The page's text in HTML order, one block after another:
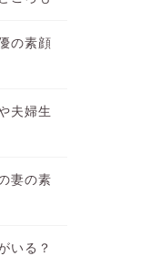
の素顔
夫婦生
妻の素
いる？